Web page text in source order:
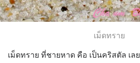
เม็ดทราย
เม็ดทราย ที่ชายหาด คือ เป็นคริสตัล เลย